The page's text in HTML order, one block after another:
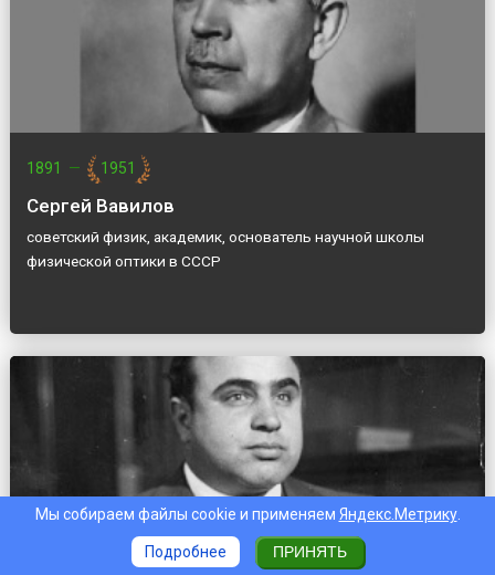
1891 — 1951
Сергей Вавилов
советский физик, академик, основатель научной школы
физической оптики в СССР
Мы собираем файлы cookie и применяем Яндекс.Метрику.
Подробнее ПРИНЯТЬ